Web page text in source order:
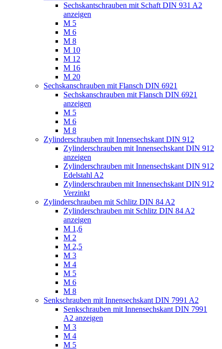
Sechskantschrauben mit Schaft DIN 931 A2
anzeigen
M 5
M 6
M 8
M 10
M 12
M 16
M 20
Sechskanschrauben mit Flansch DIN 6921
Sechskanschrauben mit Flansch DIN 6921
anzeigen
M 5
M 6
M 8
Zylinderschrauben mit Innensechskant DIN 912
Zylinderschrauben mit Innensechskant DIN 912
anzeigen
Zylinderschrauben mit Innensechskant DIN 912
Edelstahl A2
Zylinderschrauben mit Innensechskant DIN 912
Verzinkt
Zylinderschrauben mit Schlitz DIN 84 A2
Zylinderschrauben mit Schlitz DIN 84 A2
anzeigen
M 1,6
M 2
M 2,5
M 3
M 4
M 5
M 6
M 8
Senkschrauben mit Innensechskant DIN 7991 A2
Senkschrauben mit Innensechskant DIN 7991
A2 anzeigen
M 3
M 4
M 5